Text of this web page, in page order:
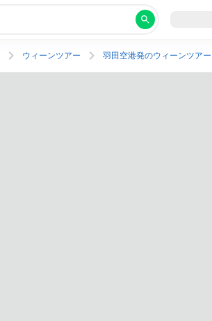
ウィーンツアー 羽田空港発のウィーンツアー